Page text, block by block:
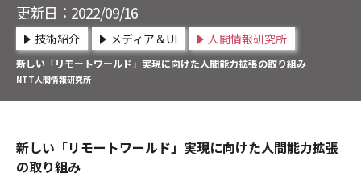
NTT先端集積デバイス研究所
NTTコミュニケーション科学基礎研究所
NTT物性科学基礎研究所
総合研究所・研究所の一覧
NTT知的財産センタ
情報ネットワーク総合研究所
先端技術総合研究所
検索する
更新日：2022/09/16
技術紹介 メディア＆UI 人間情報研究所
新しい「リモートワールド」実現に向けた人間能力拡張の取り組み
NTT人間情報研究所
新しい「リモートワールド」実現に向けた人間能力拡張
の取り組み